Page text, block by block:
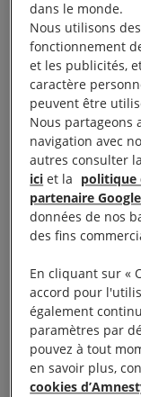
inciter à
à l’Aquarius,
trouver une
enjeux.
Une
un refuge en
quo. La France
une fois pour
équitable.
dans le monde.
Nous utilisons
fonctionnement
et les publicités,
caractère
peuvent être
Nous partageons
navigation avec
autres consulter la
ici et la politique
partenaire
données de nos
des fins
En cliquant sur «
accord pour
également
paramètres par
pouvez à tout
en savoir plus,
cookies